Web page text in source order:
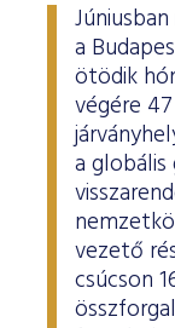
a
ötödik
végére
a globális
vezető
csúcson